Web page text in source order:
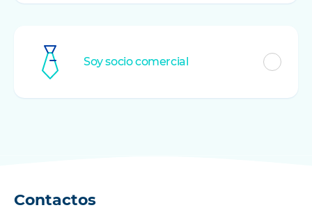
Soysocio comercial
Contactos